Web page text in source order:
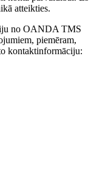
atteikties.
no OANDA TMS
piemēram,
kontaktinformāciju: